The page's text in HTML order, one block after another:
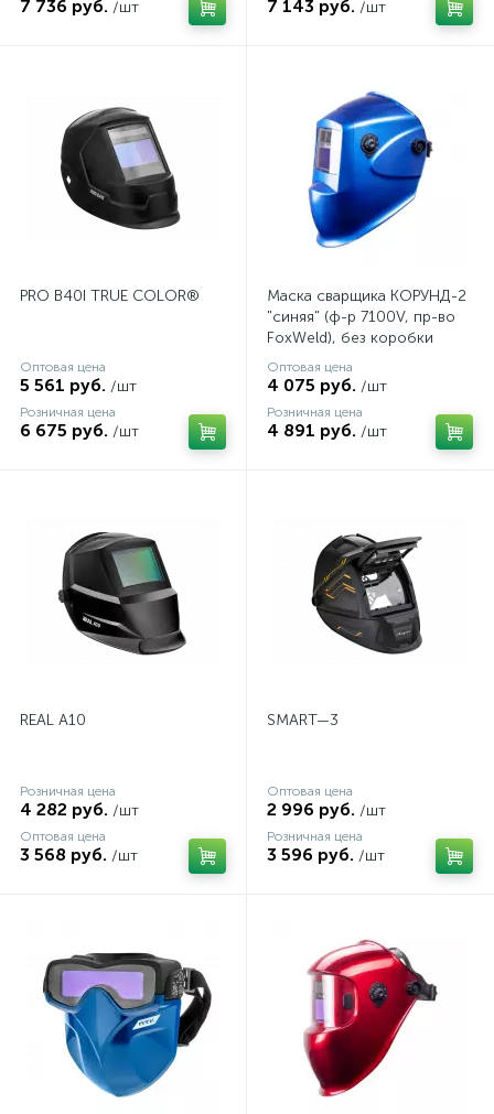
7 736 руб. /шт 7 143 руб. /шт
PRO В40I TRUE COLOR®
Оптовая цена
5 561 руб. /шт
Розничная цена
6 675 руб. /шт
Маска сварщика КОРУНД-2
"синяя" (ф-р 7100V, пр-во
FoxWeld), без коробки
Оптовая цена
4 075 руб. /шт
Розничная цена
4 891 руб. /шт
REAL A10
Розничная цена
4 282 руб. /шт
Оптовая цена
3 568 руб. /шт
SMART—3
Оптовая цена
2 996 руб. /шт
Розничная цена
3 596 руб. /шт